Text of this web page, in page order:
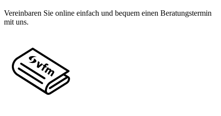
Vereinbaren Sie online einfach und bequem einen Beratungstermin
mit uns.